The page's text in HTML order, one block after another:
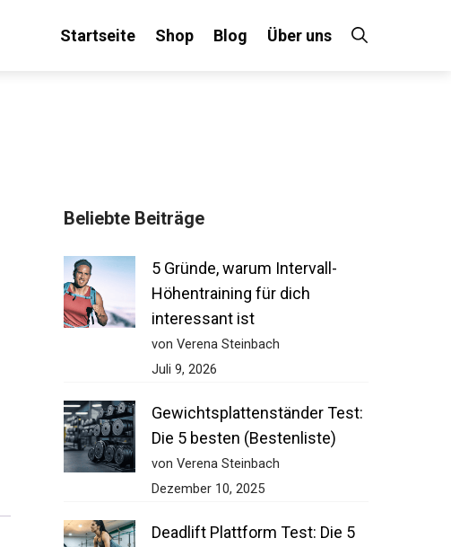
Startseite Shop Blog Über uns
Beliebte Beiträge
5 Gründe, warum Intervall-
Höhentraining für dich
interessant ist
von Verena Steinbach
Juli 9, 2026
Gewichtsplattenständer Test:
Die 5 besten (Bestenliste)
von Verena Steinbach
Dezember 10, 2025
Deadlift Plattform Test: Die 5